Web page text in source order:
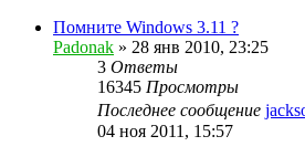
Помните Windows 3.11 ?
Padonak » 28 янв 2010, 23:25
3 Ответы
16345 Просмотры
Последнее сообщение
04 ноя 2011, 15:57